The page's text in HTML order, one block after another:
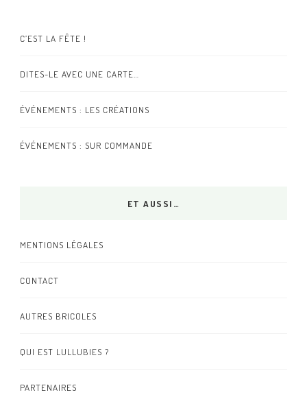
C’EST LA FÊTE !
DITES-LE AVEC UNE CARTE…
ÉVÉNEMENTS : LES CRÉATIONS
ÉVÉNEMENTS : SUR COMMANDE
ET AUSSI…
MENTIONS LÉGALES
CONTACT
AUTRES BRICOLES
QUI EST LULLUBIES ?
PARTENAIRES